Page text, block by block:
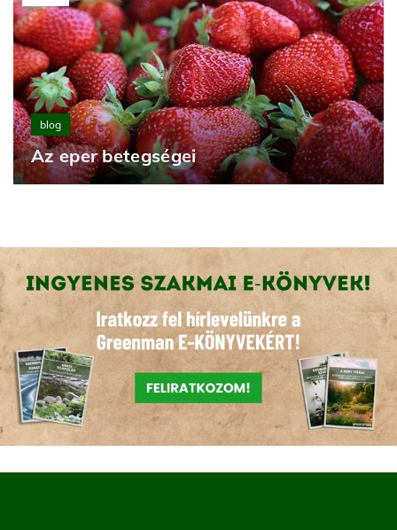
blog
Az eper betegségei